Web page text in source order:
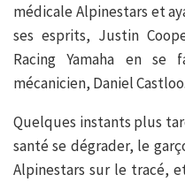
médicale Alpinestars et
ses esprits, Justin
Racing Yamaha en se
mécanicien, Daniel Castloo.
Quelques instants plus
santé se dégrader, le
Alpinestars sur le tracé,